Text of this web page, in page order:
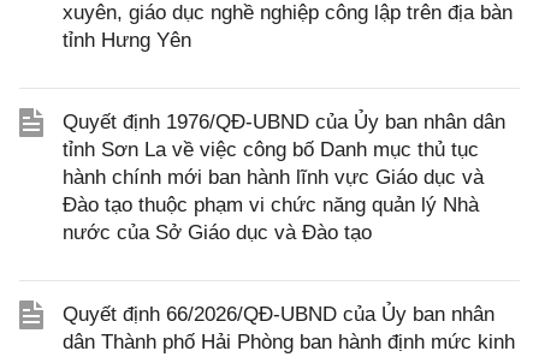
xuyên, giáo dục nghề nghiệp công lập trên địa bàn
tỉnh Hưng Yên
Quyết định 1976/QĐ-UBND của Ủy ban nhân dân
tỉnh Sơn La về việc công bố Danh mục thủ tục
hành chính mới ban hành lĩnh vực Giáo dục và
Đào tạo thuộc phạm vi chức năng quản lý Nhà
nước của Sở Giáo dục và Đào tạo
Quyết định 66/2026/QĐ-UBND của Ủy ban nhân
dân Thành phố Hải Phòng ban hành định mức kinh